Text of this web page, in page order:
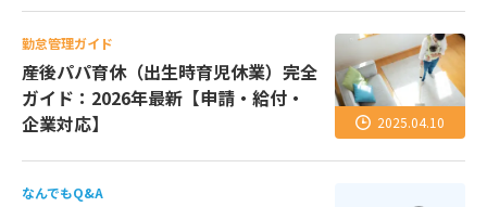
勤怠管理ガイド
産後パパ育休（出生時育児休業）完全
ガイド：2026年最新【申請・給付・
企業対応】
2025.04.10
なんでもQ&A